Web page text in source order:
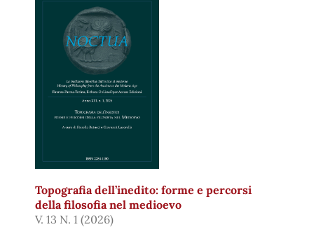
Topografia dell’inedito: forme e percorsi
della filosofia nel medioevo
V. 13 N. 1 (2026)